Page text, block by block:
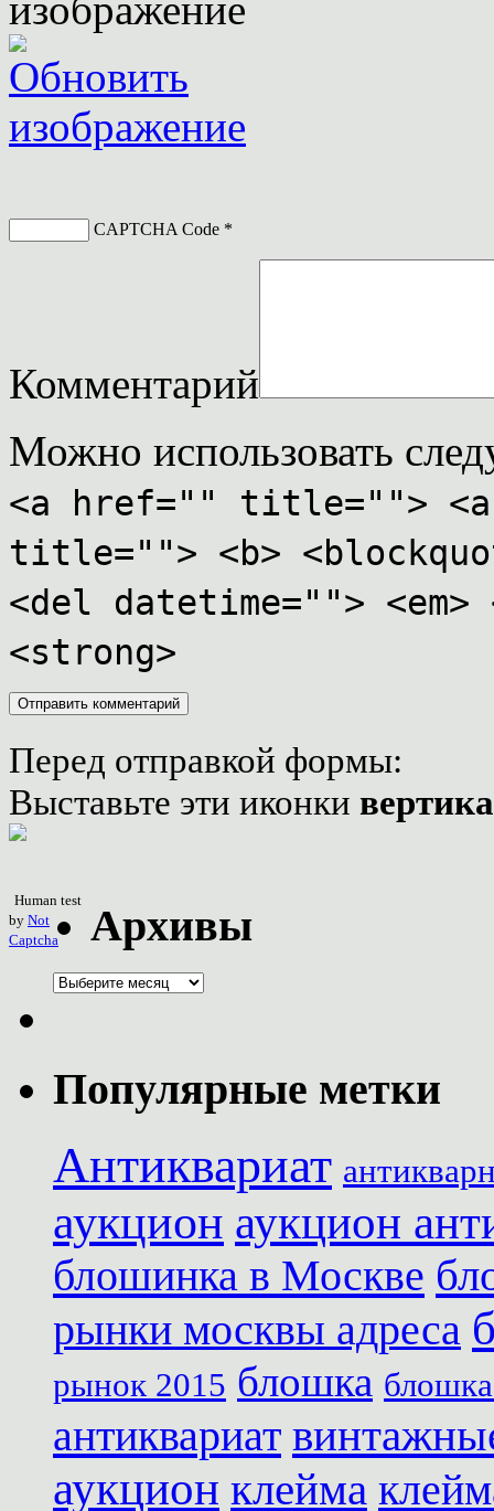
CAPTCHA Code *
Комментарий
Можно использовать
<a href="" title="">
title=""> <b>
<del datetime="">
<strong>
Перед отправкой формы:
Выставьте эти иконки
Human test
by Not
Captcha
Архивы
Популярные метки
Антиквариат
аукцион аукцион
блошинка в Москве
рынки москвы адреса
рынок 2015 блошка
антиквариат
аукцион клейма